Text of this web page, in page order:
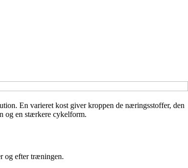
En varieret kost giver kroppen de næringsstoffer, den
og en stærkere cykelform.
og efter træningen.